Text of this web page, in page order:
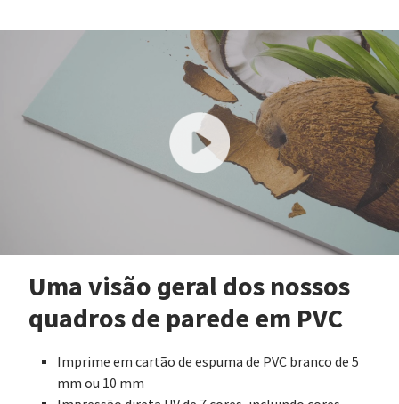
Uma visão geral dos nossos
quadros de parede em PVC
Imprime em cartão de espuma de PVC branco de 5
mm ou 10 mm